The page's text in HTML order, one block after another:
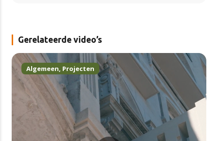
Gerelateerde video’s
Algemeen, Projecten